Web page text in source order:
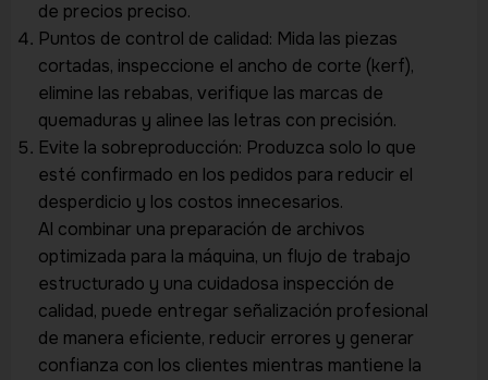
de precios preciso.
Puntos de control de calidad: Mida las piezas
cortadas, inspeccione el ancho de corte (kerf),
elimine las rebabas, verifique las marcas de
quemaduras y alinee las letras con precisión.
Evite la sobreproducción: Produzca solo lo que
esté confirmado en los pedidos para reducir el
desperdicio y los costos innecesarios.
Al combinar una preparación de archivos
optimizada para la máquina, un flujo de trabajo
estructurado y una cuidadosa inspección de
calidad, puede entregar señalización profesional
de manera eficiente, reducir errores y generar
confianza con los clientes mientras mantiene la